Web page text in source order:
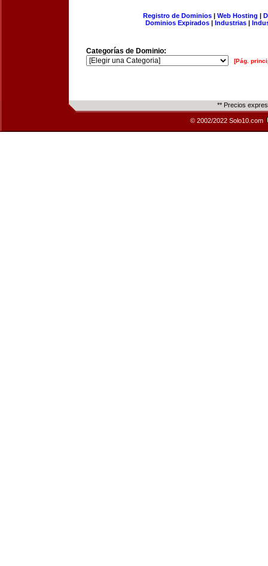
Registro de Dominios| Web Hosting |
Dominios Expirados | Industrias |
Categorías de Dominio:
[Pág.
** Precios
© 2002/2022 Solo10.com